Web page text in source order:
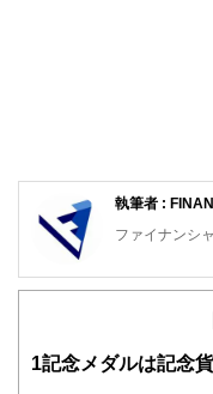
執筆者 :
ファイナンシ
FinancialField
知識がない方
1 記念メダルは記念